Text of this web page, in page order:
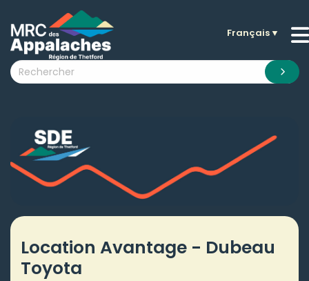
submenu (La MRC )
submenu (Citoyens )
submenu (Nouvelles )
submenu (Documentation )
Français▼
Location Avantage - Dubeau
Toyota